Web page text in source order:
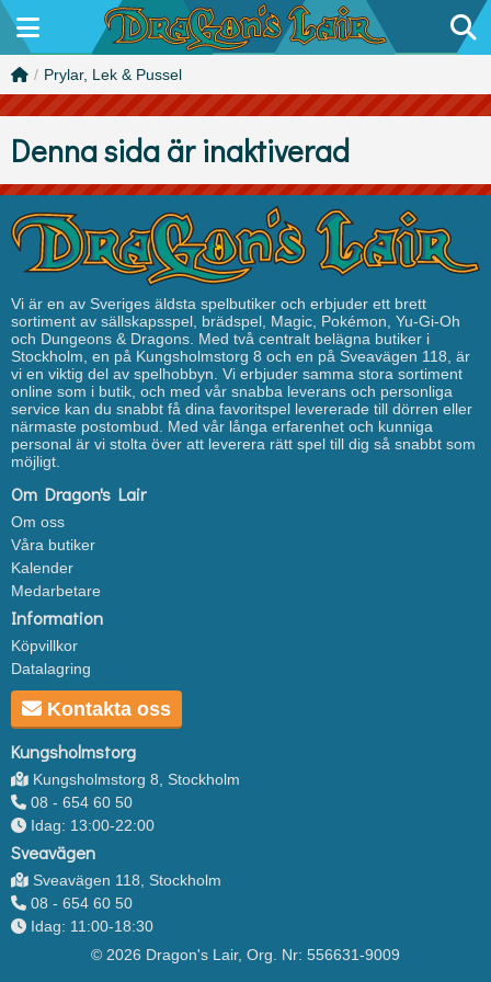
/ Prylar, Lek & Pussel
Denna sida är inaktiverad
Vi är en av Sveriges äldsta spelbutiker och erbjuder ett brett
sortiment av sällskapsspel, brädspel, Magic, Pokémon, Yu-Gi-Oh
och Dungeons & Dragons. Med två centralt belägna butiker i
Stockholm, en på Kungsholmstorg 8 och en på Sveavägen 118, är
vi en viktig del av spelhobbyn. Vi erbjuder samma stora sortiment
online som i butik, och med vår snabba leverans och personliga
service kan du snabbt få dina favoritspel levererade till dörren eller
närmaste postombud. Med vår långa erfarenhet och kunniga
personal är vi stolta över att leverera rätt spel till dig så snabbt som
möjligt.
Om Dragon's Lair
Om oss
Våra butiker
Kalender
Medarbetare
Information
Köpvillkor
Datalagring
Kontakta oss
Kungsholmstorg
Kungsholmstorg 8, Stockholm
08 - 654 60 50
Idag: 13:00-22:00
Sveavägen
Sveavägen 118, Stockholm
08 - 654 60 50
Idag: 11:00-18:30
© 2026 Dragon's Lair, Org. Nr: 556631-9009